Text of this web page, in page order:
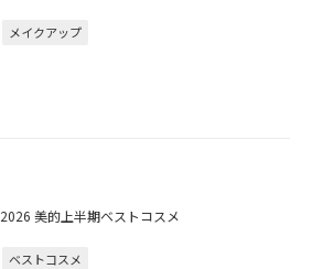
メイクアップ
2026 美的上半期ベストコスメ
ベストコスメ